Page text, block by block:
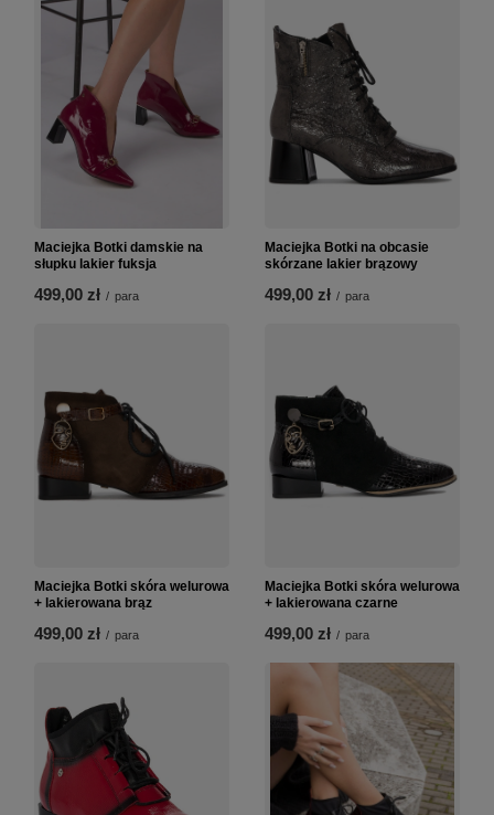
Maciejka Botki damskie na
słupku lakier fuksja
499,00 zł / para
Maciejka Botki na obcasie
skórzane lakier brązowy
499,00 zł / para
Maciejka Botki skóra welurowa
+ lakierowana brąz
499,00 zł / para
Maciejka Botki skóra welurowa
+ lakierowana czarne
499,00 zł / para